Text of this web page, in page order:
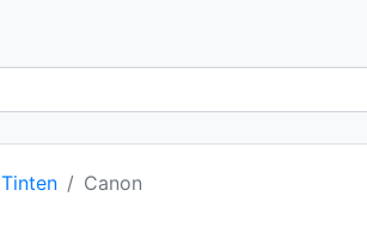
Tinten Canon